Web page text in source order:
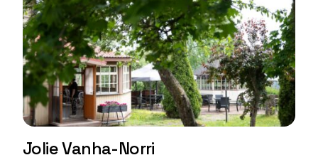
Jolie Vanha-Norri